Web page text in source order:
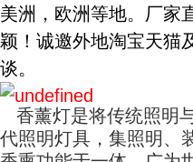
美洲，欧洲等地。厂家
颖！诚邀外地淘宝天猫
谈。
香薰灯是将传统照明
代照明灯具，集照明、